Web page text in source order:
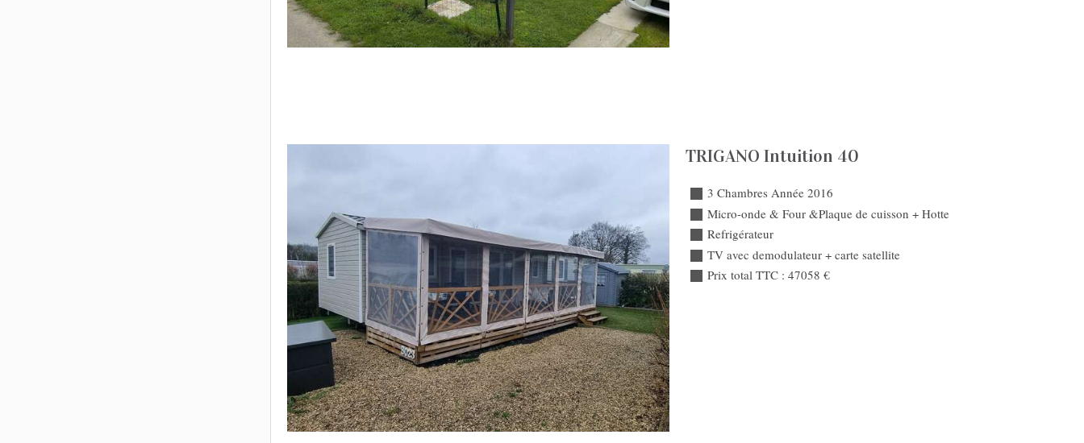
TRIGANO Intuition 40
3 Chambres Année 2016
Micro-onde & Four &Plaque de cuisson + Hotte
Refrigérateur
TV avec demodulateur + carte satellite
Prix total TTC : 47058 €